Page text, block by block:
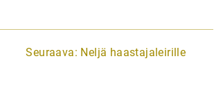
Seuraava: Neljä haastajaleirille